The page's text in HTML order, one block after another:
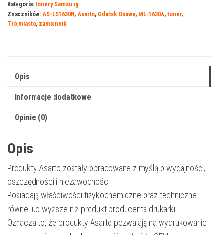
Samsung
1630
str.
black
Kategoria: tonery Samsung
Znaczników: AS-LS1630N, Asarto, Gdańsk Osowa, ML-1630A, toner,
Trójmiasto, zamiennik
Opis
Informacje dodatkowe
Opinie (0)
Opis
Produkty Asarto zostały opracowane z myślą o wydajności,
oszczędności i niezawodności.
Posiadają właściwości fizykochemiczne oraz techniczne
równe lub wyższe niż produkt producenta drukarki.
Oznacza to, że produkty Asarto pozwalają na wydrukowanie